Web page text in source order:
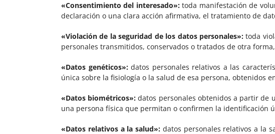
«Consentimiento del interesado»:toda manifestación de
declaración o una clara acción afirmativa, el tratamiento de
«Violación de la seguridad de los datos personales»:toda
personales transmitidos, conservados o tratados de otra
«Datos genéticos»:datos personales relativos a las
única sobre la fisiología o la salud de esa persona, obtenidos
«Datos biométricos»: datos personales obtenidos a partir de
una persona física que permitan o confirmen la identificación
«Datos relativos a la salud»: datos personales relativos a la